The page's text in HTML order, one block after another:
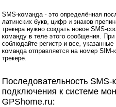
SMS-команда - это определённая
латинских букв, цифр и знаков
трекера нужно создать новое SMS-
команду в теле этого сообщения.
соблюдайте регистр и все,
команда отправляется на номер SIM-
трекере.
Последовательность SMS-
подключения к системе
GPShome.ru: